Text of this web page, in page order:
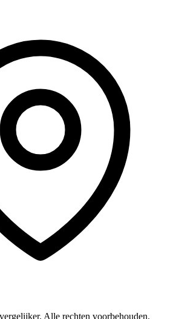
Alle rechten voorbehouden.